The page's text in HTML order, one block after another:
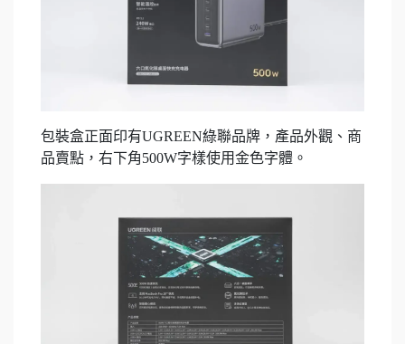
包裝盒正面印有UGREEN綠聯品牌，產品外觀、商
品賣點，右下角500W字樣使用金色字體。